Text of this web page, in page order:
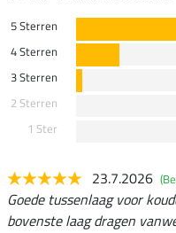
5 Sterren
4 Sterren
3 Sterren
2 Sterren
1 Ster
23.7.2026
Goede tussenlaag voor
bovenste laag dragen